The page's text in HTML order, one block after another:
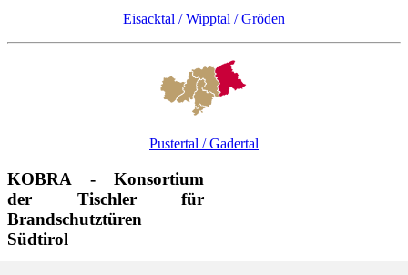
Eisacktal / Wipptal / Gröden
Pustertal / Gadertal
KOBRA - Konsortium
der Tischler für
Brandschutztüren
Südtirol